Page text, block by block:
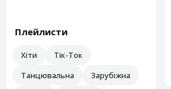
Плейлисти
Хіти
Тік-Ток
Танцювальна
Зарубіжна